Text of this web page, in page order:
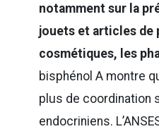
notamment sur la
jouets et articles de
cosmétiques, les
bisphénol A montre
plus de coordination
endocriniens.